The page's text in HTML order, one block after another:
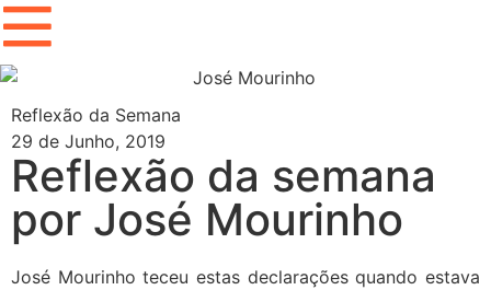
Reflexão da Semana
29 de Junho, 2019
Reflexão da semana
por José Mourinho
José Mourinho teceu estas declarações quando estava